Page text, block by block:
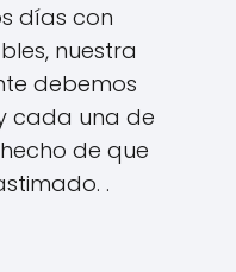
días con
nuestra
debemos
cada una de
de que
.